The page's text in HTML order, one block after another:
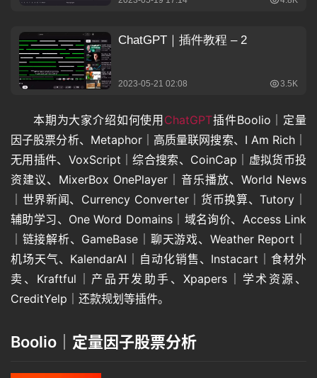
本期为大家介绍如何使用 ChatGPT插件Boolio｜定量
因子股票分析、Metaphor｜高质量联网搜索、I Am Rich｜
无用插件、VoxScript｜综合搜索、CoinCap｜虚拟货币投
资建议、MixerBox OnePlayer｜音乐播放、World News
｜世界新闻、Currency Converter｜货币换算、Tutory｜
辅助学习、One Word Domains｜域名询价、Access Link
｜链接解析、GameBase｜聊天游戏、Weather Report｜
机场天气、KalendarAI｜自动化销售、Instacart｜食材外
卖、Kraftful｜产品开发助手、Xpapers｜学术资源、
CreditYelp｜还款规划等插件。
Boolio｜定量因子股票分析